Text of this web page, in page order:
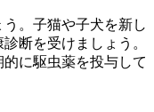
。子猫や子犬を新し
断を受けましょう。
に駆虫薬を投与して